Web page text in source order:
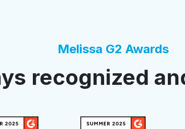
Melissa G2 Awards
recognized